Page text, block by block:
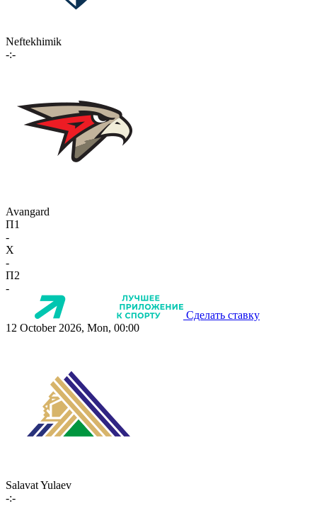
Neftekhimik
-:-
Avangard
П1
-
X
-
П2
-
Сделать ставку
12 October 2026, Mon, 00:00
Salavat Yulaev
-:-